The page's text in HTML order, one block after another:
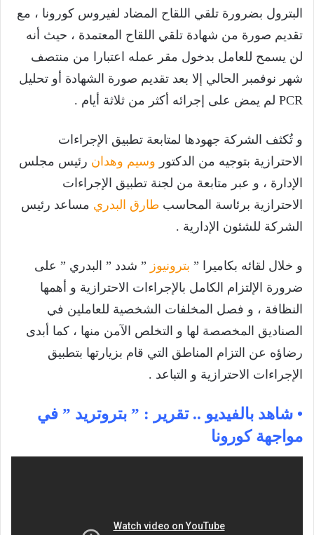
البترول بضرورة تلقي اللقاح المضاد لفيروس كورونا ، مع
تقديم صورة من شهادة تلقي اللقاح المعتمدة ، حيث أنه
لن يسمح للعامل بدخول مقر عمله اعتبارا من منتصف
شهر نوفمبر الحالي إلا بعد تقديم صورة الشهادة أو تحليل
PCR لم يمض على إجرائه أكثر من ثلاثة أيام .
و تُكثف الشركة جهودها لمتابعة تطبيق الإجراءات
الاحترازية بتوجيه من الدكتور وسيم وهدان رئيس مجلس
الإدارة ، و عبر متابعة من لجنة تطبيق الإجراءات
الاحترازية برئاسة المحاسب طارق البدري مساعد رئيس
الشركة للشئون الإدارية .
و خلال لقائه بكاميرا ” بترونيوز ” شدد ” البدري ” على
ضرورة الإلتزام الكامل بالإجراءات الاحترازية و أهمها
النظافة ، و فصل المخلفات الشخصية للعاملين في
الصناديق المخصصة لها و التخلص الآمن منها ، كما أبدى
رضاؤه عن التزام المناطق التي قام بزيارتها بتطبيق
الإجراءات الاحترازية و التباعد .
• شاهد بالفيديو .. تقرير : ” بتروتريد ” في
مواجهة كورونا